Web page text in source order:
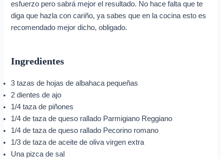
esfuerzo pero sabrá mejor el resultado. No hace falta que te
diga que hazla con cariño, ya sabes que en la cocina esto es
recomendado mejor dicho, obligado.
Ingredientes
3 tazas de hojas de albahaca pequeñas
2 dientes de ajo
1/4 taza de piñones
1/4 de taza de queso rallado Parmigiano Reggiano
1/4 de taza de queso rallado Pecorino romano
1/3 de taza de aceite de oliva virgen extra
Una pizca de sal